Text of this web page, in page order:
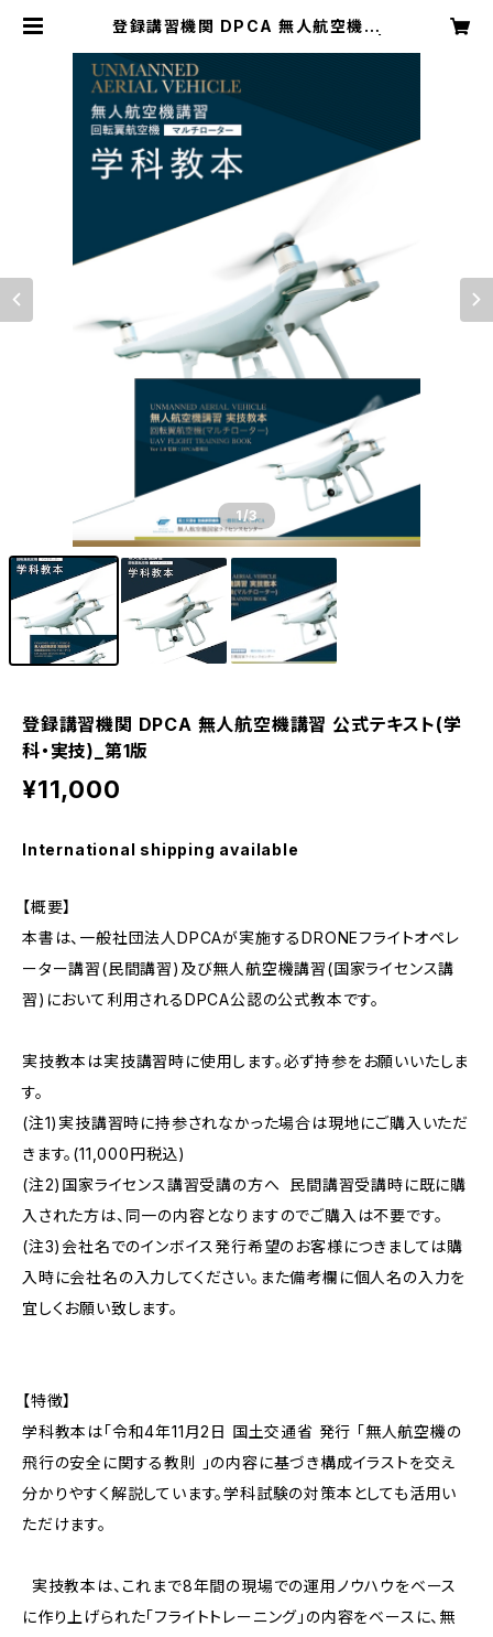
登録講習機関 DPCA 無人航空機講
DPCAJAPAN
1/3
登録講習機関 DPCA 無人航空機講習 公式テキスト(学
科・実技)_第1版
¥11,000
International shipping available
【概要】
本書は、一般社団法人DPCAが実施するDRONEフライトオペレ
ーター講習(民間講習)及び無人航空機講習(国家ライセンス講
習)において利用されるDPCA公認の公式教本です。
実技教本は実技講習時に使用します。必ず持参をお願いいたしま
す。
(注1)実技講習時に持参されなかった場合は現地にご購入いただ
きます。(11,000円税込)
(注2)国家ライセンス講習受講の方へ 民間講習受講時に既に購
入された方は、同一の内容となりますのでご購入は不要です。
(注3)会社名でのインボイス発行希望のお客様につきましては購
入時に会社名の入力してください。また備考欄に個人名の入力を
宜しくお願い致します。
【特徴】
学科教本は「令和4年11月2日 国土交通省 発行 「無人航空機の
飛行の安全に関する教則 」の内容に基づき構成イラストを交え
分かりやすく解説しています。学科試験の対策本としても活用い
ただけます。
実技教本は、これまで8年間の現場での運用ノウハウをベース
に作り上げられた「フライトトレーニング」の内容をベースに、無